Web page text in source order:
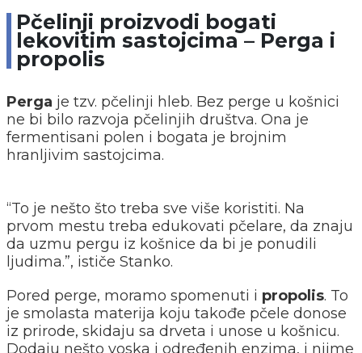
Pčelinji proizvodi bogati
lekovitim sastojcima – Perga i
propolis
Perga je tzv. pčelinji hleb. Bez perge u košnici
ne bi bilo razvoja pčelinjih društva. Ona je
fermentisani polen i bogata je brojnim
hranljivim sastojcima.
“To je nešto što treba sve više koristiti. Na
prvom mestu treba edukovati pčelare, da znaju
da uzmu pergu iz košnice da bi je ponudili
ljudima.”, ističe Stanko.
Pored perge, moramo spomenuti i propolis. To
je smolasta materija koju takođe pčele donose
iz prirode, skidaju sa drveta i unose u košnicu.
Dodaju nešto voska i određenih enzima, i njime